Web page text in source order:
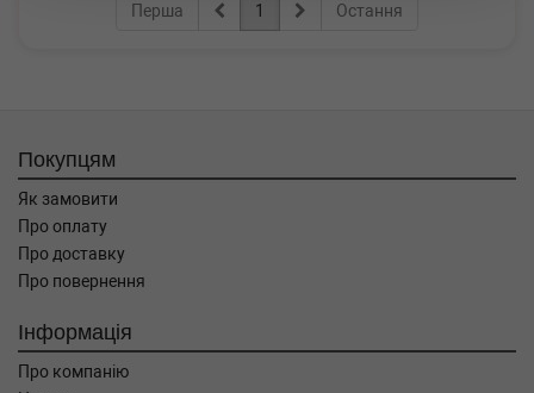
Перша 1 Остання
Покупцям
Як замовити
Про оплату
Про доставку
Про повернення
Інформація
Про компанію